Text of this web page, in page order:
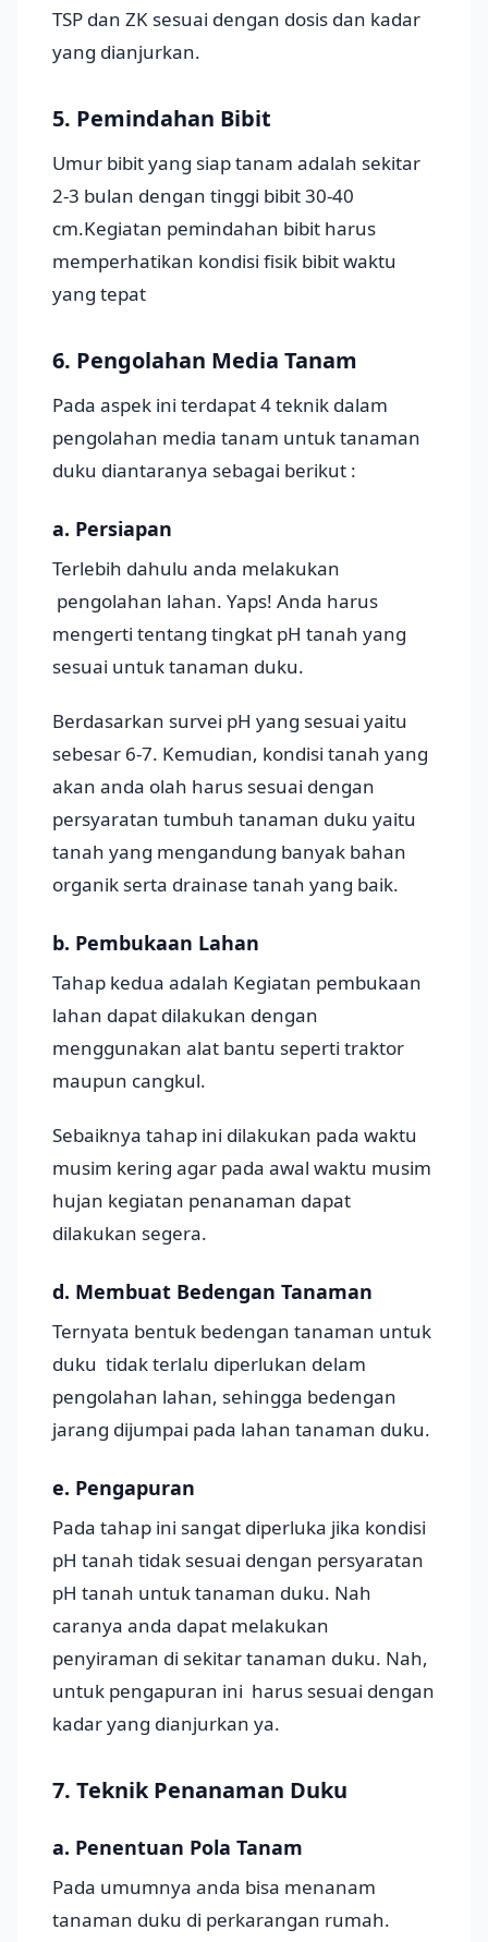
TSP dan ZK sesuai dengan dosis dan kadar
yang dianjurkan.
5. Pemindahan Bibit
Umur bibit yang siap tanam adalah sekitar
2-3 bulan dengan tinggi bibit 30-40
cm.Kegiatan pemindahan bibit harus
memperhatikan kondisi fisik bibit waktu
yang tepat
6. Pengolahan Media Tanam
Pada aspek ini terdapat 4 teknik dalam
pengolahan media tanam untuk tanaman
duku diantaranya sebagai berikut :
a. Persiapan
Terlebih dahulu anda melakukan
pengolahan lahan. Yaps! Anda harus
mengerti tentang tingkat pH tanah yang
sesuai untuk tanaman duku.
Berdasarkan survei pH yang sesuai yaitu
sebesar 6-7. Kemudian, kondisi tanah yang
akan anda olah harus sesuai dengan
persyaratan tumbuh tanaman duku yaitu
tanah yang mengandung banyak bahan
organik serta drainase tanah yang baik.
b. Pembukaan Lahan
Tahap kedua adalah Kegiatan pembukaan
lahan dapat dilakukan dengan
menggunakan alat bantu seperti traktor
maupun cangkul.
Sebaiknya tahap ini dilakukan pada waktu
musim kering agar pada awal waktu musim
hujan kegiatan penanaman dapat
dilakukan segera.
d. Membuat Bedengan Tanaman
Ternyata bentuk bedengan tanaman untuk
duku tidak terlalu diperlukan delam
pengolahan lahan, sehingga bedengan
jarang dijumpai pada lahan tanaman duku.
e. Pengapuran
Pada tahap ini sangat diperluka jika kondisi
pH tanah tidak sesuai dengan persyaratan
pH tanah untuk tanaman duku. Nah
caranya anda dapat melakukan
penyiraman di sekitar tanaman duku. Nah,
untuk pengapuran ini harus sesuai dengan
kadar yang dianjurkan ya.
7. Teknik Penanaman Duku
a. Penentuan Pola Tanam
Pada umumnya anda bisa menanam
tanaman duku di perkarangan rumah.